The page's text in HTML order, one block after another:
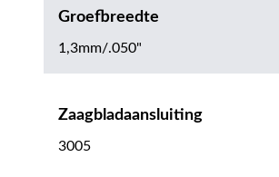
Groefbreedte
1,3mm/.050"
Zaagbladaansluiting
3005